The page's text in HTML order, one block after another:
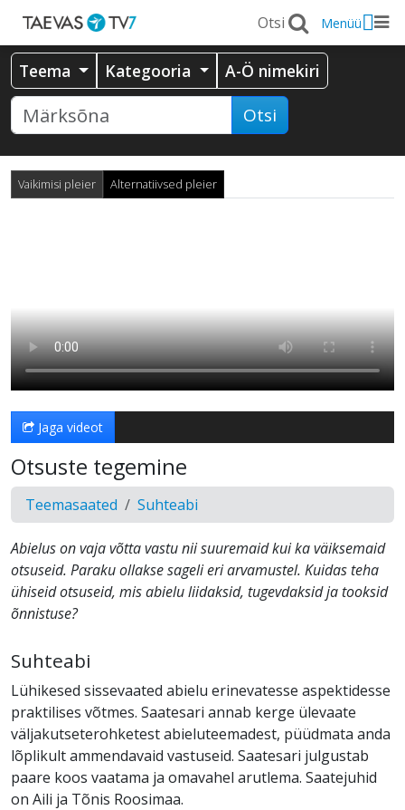
Menüü
Teema Kategooria A-Ö nimekiri
Otsi
Vaikimisi pleier Alternatiivsed pleier
Jaga videot
Otsuste tegemine
Teemasaated Suhteabi
Abielus on vaja võtta vastu nii suuremaid kui ka väiksemaid
otsuseid. Paraku ollakse sageli eri arvamustel. Kuidas teha
ühiseid otsuseid, mis abielu liidaksid, tugevdaksid ja tooksid
õnnistuse?
Suhteabi
Lühikesed sissevaated abielu erinevatesse aspektidesse
praktilises võtmes. Saatesari annab kerge ülevaate
väljakutseterohketest abieluteemadest, püüdmata anda
lõplikult ammendavaid vastuseid. Saatesari julgustab
paare koos vaatama ja omavahel arutlema. Saatejuhid
on Aili ja Tõnis Roosimaa.